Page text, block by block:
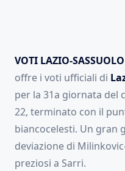
VOTI LAZIO-SASSUOLO
offre i voti ufficiali di
per la 31a giornata del
22, terminato con il
biancocelesti. Un gran
deviazione di
preziosi a Sarri.